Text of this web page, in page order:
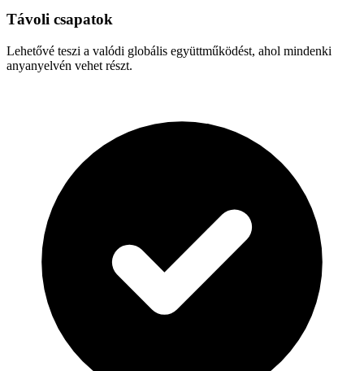
Távoli csapatok
Lehetővé teszi a valódi globális együttműködést, ahol mindenki
anyanyelvén vehet részt.